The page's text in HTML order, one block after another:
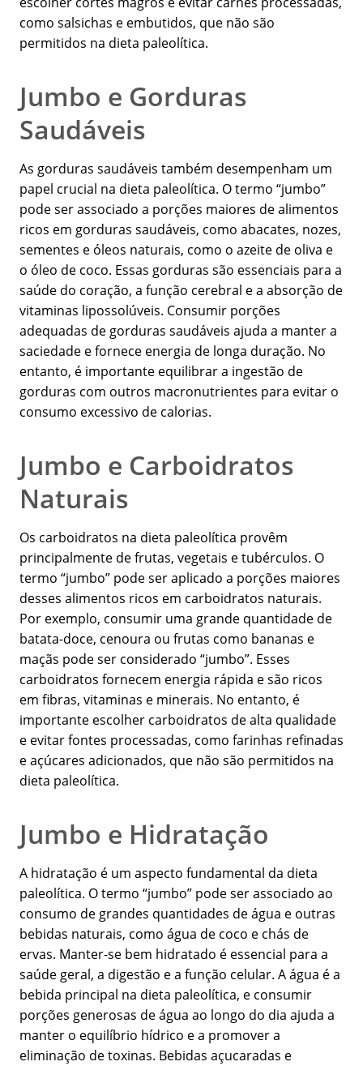
como salsichas e embutidos, que não são
permitidos na dieta paleolítica.
Jumbo e Gorduras
Saudáveis
As gorduras saudáveis também desempenham um
papel crucial na dieta paleolítica. O termo “jumbo”
pode ser associado a porções maiores de alimentos
ricos em gorduras saudáveis, como abacates, nozes,
sementes e óleos naturais, como o azeite de oliva e
o óleo de coco. Essas gorduras são essenciais para a
saúde do coração, a função cerebral e a absorção de
vitaminas lipossolúveis. Consumir porções
adequadas de gorduras saudáveis ajuda a manter a
saciedade e fornece energia de longa duração. No
entanto, é importante equilibrar a ingestão de
gorduras com outros macronutrientes para evitar o
consumo excessivo de calorias.
Jumbo e Carboidratos
Naturais
Os carboidratos na dieta paleolítica provêm
principalmente de frutas, vegetais e tubérculos. O
termo “jumbo” pode ser aplicado a porções maiores
desses alimentos ricos em carboidratos naturais.
Por exemplo, consumir uma grande quantidade de
batata-doce, cenoura ou frutas como bananas e
maçãs pode ser considerado “jumbo”. Esses
carboidratos fornecem energia rápida e são ricos
em fibras, vitaminas e minerais. No entanto, é
importante escolher carboidratos de alta qualidade
e evitar fontes processadas, como farinhas refinadas
e açúcares adicionados, que não são permitidos na
dieta paleolítica.
Jumbo e Hidratação
A hidratação é um aspecto fundamental da dieta
paleolítica. O termo “jumbo” pode ser associado ao
consumo de grandes quantidades de água e outras
bebidas naturais, como água de coco e chás de
ervas. Manter-se bem hidratado é essencial para a
saúde geral, a digestão e a função celular. A água é a
bebida principal na dieta paleolítica, e consumir
porções generosas de água ao longo do dia ajuda a
manter o equilíbrio hídrico e a promover a
eliminação de toxinas. Bebidas açucaradas e